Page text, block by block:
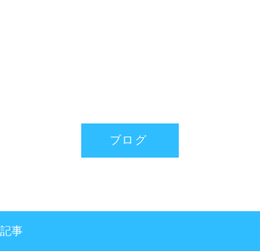
ブログ
記事